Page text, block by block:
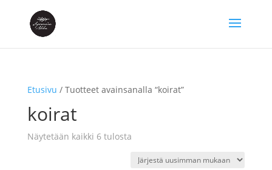
Etusivu / Tuotteet avainsanalla “koirat”
koirat
Näytetään kaikki 6 tulostaSorted
latest